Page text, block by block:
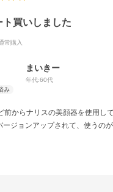
ト買いしました
常購入
まいきー
年代:60代
前からナリスの美顔器を使用し
ージョンアップされて、使うのが